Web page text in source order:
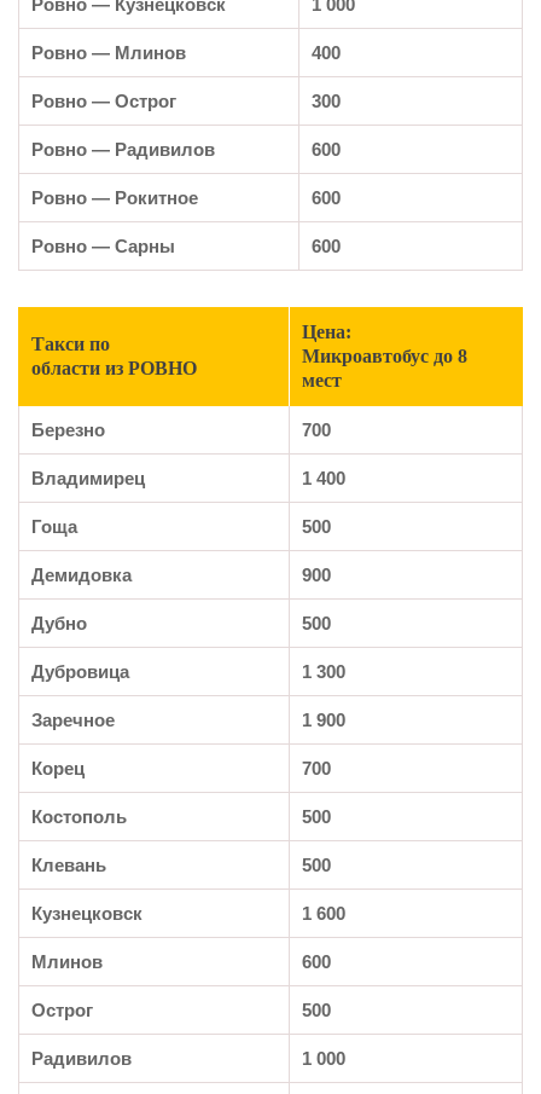
Ровно — Млинов 400
Ровно — Острог 300
Ровно — Радивилов 600
Ровно — Рокитное 600
Ровно — Сарны 600
Такси по
области из РОВНО
Цена:
Микроавтобус до 8
мест
Березно 700
Владимирец 1 400
Гоща 500
Демидовка 900
Дубно 500
Дубровица 1 300
Заречное 1 900
Корец 700
Костополь 500
Клевань 500
Кузнецковск 1 600
Млинов 600
Острог 500
Радивилов 1 000